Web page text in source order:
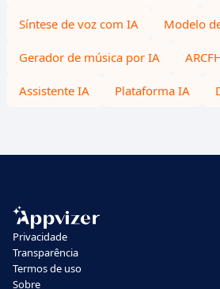
Síntese de voz com IA Modelo
Gerador de música por IA
Assistente IA Plataforma IA
Privacidade
Transparência
Termos de uso
Sobre